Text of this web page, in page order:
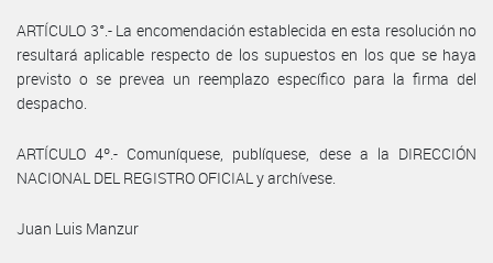
ARTÍCULO 3°.- La encomendación establecida en esta resolución no
resultará aplicable respecto de los supuestos en los que se haya
previsto o se prevea un reemplazo específico para la firma del
despacho.
ARTÍCULO 4º.- Comuníquese, publíquese, dese a la DIRECCIÓN
NACIONAL DEL REGISTRO OFICIAL y archívese.
Juan Luis Manzur